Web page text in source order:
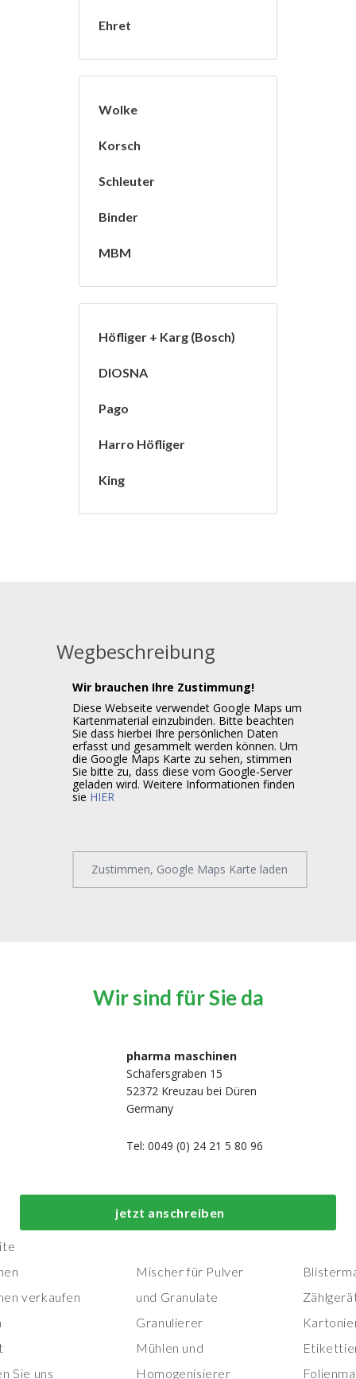
Ehret
Wolke
Korsch
Schleuter
Binder
MBM
Höfliger + Karg (Bosch)
DIOSNA
Pago
Harro Höfliger
King
Wir sind für Sie da
pharma maschinen
Schäfersgraben 15
52372 Kreuzau bei Düren
Germany
Tel: 0049 (0) 24 21 5 80 96
jetzt anschreiben
Wegbeschreibung
Wir brauchen Ihre Zustimmung!
Diese Webseite verwendet Google Maps um
Kartenmaterial einzubinden. Bitte beachten
Sie dass hierbei Ihre persönlichen Daten
erfasst und gesammelt werden können. Um
die Google Maps Karte zu sehen, stimmen
Sie bitte zu, dass diese vom Google-Server
geladen wird. Weitere Informationen finden
sie HIER
Zustimmen, Google Maps Karte laden
verkaufen
Sie uns
Top-Prozess- und
Herstellungsmaschinen
Mischer für Pulver
und Granulate
Granulierer
Mühlen und
Homogenisierer